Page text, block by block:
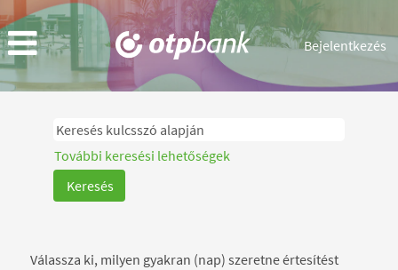
Bejelentkezés
További keresési lehetőségek
Válassza ki, milyen gyakran (nap) szeretne értesítést